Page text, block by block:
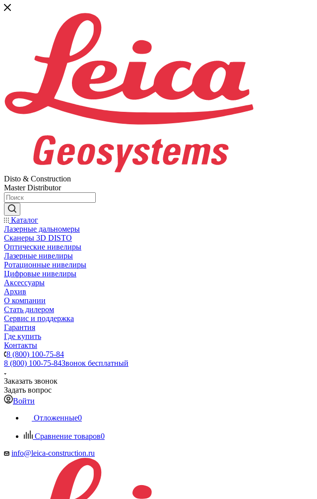
Disto & Construction
Master Distributor
Каталог
Лазерные дальномеры
Сканеры 3D DISTO
Оптические нивелиры
Лазерные нивелиры
Ротационные нивелиры
Цифровые нивелиры
Аксессуары
Архив
О компании
Стать дилером
Сервис и поддержка
Гарантия
Где купить
Контакты
8 (800) 100-75-84
8 (800) 100-75-84Звонок бесплатный
Заказать звонок
Задать вопрос
Войти
Отложенные0
Сравнение товаров0
info@leica-construction.ru